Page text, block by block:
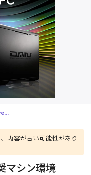
内容が古い可能性があり
マシン環境